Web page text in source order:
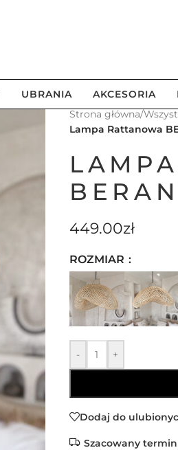
UBRANIA AKCESORIA
Strona główna/
Lampa Rattanowa
449.00zł
ROZMIAR
- +
Dodaj do
Szacowany